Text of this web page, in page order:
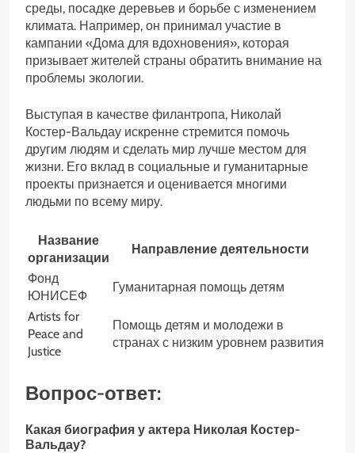
среды, посадке деревьев и борьбе с изменением
климата. Например, он принимал участие в
кампании «Дома для вдохновения», которая
призывает жителей страны обратить внимание на
проблемы экологии.
Выступая в качестве филантропа, Николай
Костер-Вальдау искренне стремится помочь
другим людям и сделать мир лучше местом для
жизни. Его вклад в социальные и гуманитарные
проекты признается и оценивается многими
людьми по всему миру.
Название
организации
Направление деятельности
Фонд
ЮНИСЕФ
Гуманитарная помощь детям
Artists for
Peace and
Justice
Помощь детям и молодежи в
странах с низким уровнем развития
Вопрос-ответ:
Какая биография у актера Николая Костер-
Вальдау?